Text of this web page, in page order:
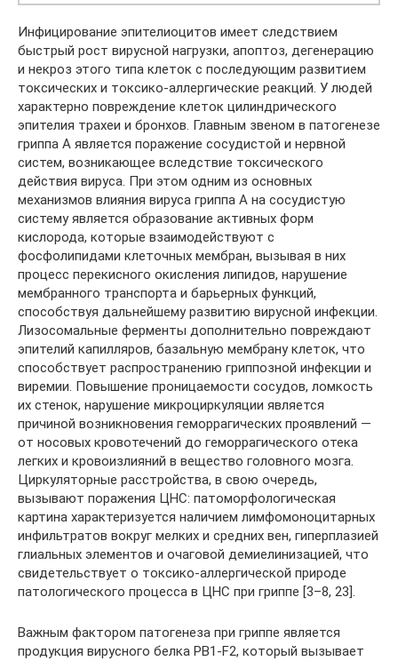
Инфицирование эпителиоцитов имеет следствием
быстрый рост вирусной нагрузки, апоптоз, дегенерацию
и некроз этого типа клеток с последующим развитием
токсических и токсико-аллергические реакций. У людей
характерно повреждение клеток цилиндрического
эпителия трахеи и бронхов. Главным звеном в патогенезе
гриппа А является поражение сосудистой и нервной
систем, возникающее вследствие токсического
действия вируса. При этом одним из основных
механизмов влияния вируса гриппа А на сосудистую
систему является образование активных форм
кислорода, которые взаимодействуют с
фосфолипидами клеточных мембран, вызывая в них
процесс перекисного окисления липидов, нарушение
мембранного транспорта и барьерных функций,
способствуя дальнейшему развитию вирусной инфекции.
Лизосомальные ферменты дополнительно повреждают
эпителий капилляров, базальную мембрану клеток, что
способствует распространению гриппозной инфекции и
виремии. Повышение проницаемости сосудов, ломкость
их стенок, нарушение микроциркуляции является
причиной возникновения геморрагических проявлений —
от носовых кровотечений до геморрагического отека
легких и кровоизлияний в вещество головного мозга.
Циркуляторные расстройства, в свою очередь,
вызывают поражения ЦНС: патоморфологическая
картина характеризуется наличием лимфомоноцитарных
инфильтратов вокруг мелких и средних вен, гиперплазией
глиальных элементов и очаговой демиелинизацией, что
свидетельствует о токсико-аллергической природе
патологического процесса в ЦНС при гриппе [3–8, 23].
Важным фактором патогенеза при гриппе является
продукция вирусного белка PB1-F2, который вызывает